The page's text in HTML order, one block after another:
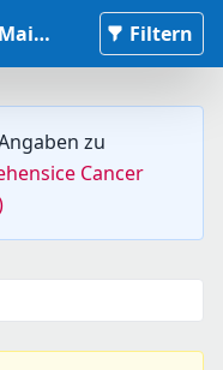
Comprehensive Cancer Center Mainfranken Studiendatenbank Filtern
zu
Cancer